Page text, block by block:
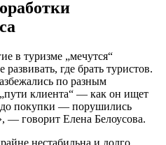
в туризме „мечутся“
где брать туристов.
по разным
клиента“ — как он ищет
до покупки — порушились
— говорит Елена Белоусова.